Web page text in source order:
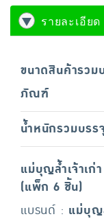
รายละเอียด
ขนาดสินค้ารวม
ภัณฑ์
น้ำหนักรวมบร
แม่บุญล้ำเจ้าเก่
(แพ็ก 6 ชิ้น)
แบรนด์ : แม่บุญ